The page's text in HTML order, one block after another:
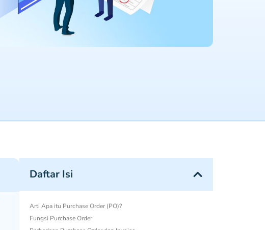
Daftar Isi
Arti Apa itu Purchase Order (PO)?
Fungsi Purchase Order